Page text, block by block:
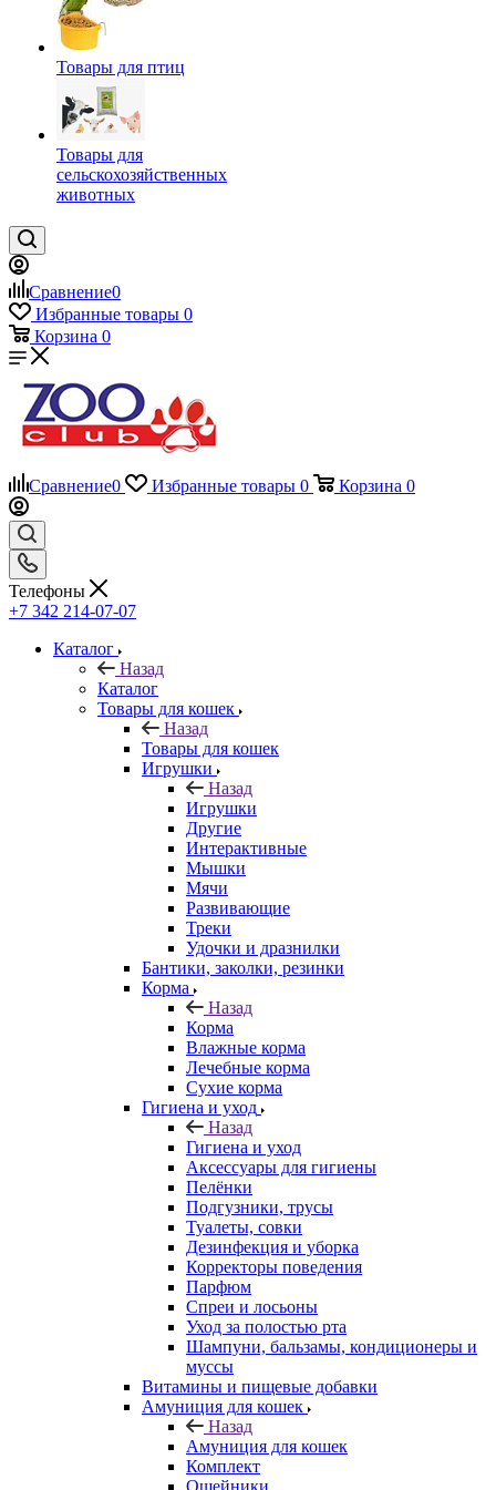
Товары для птиц
Товары для
сельскохозяйственных
животных
Сравнение0
Избранные товары 0
Корзина 0
Сравнение0 Избранные товары 0 Корзина 0
Телефоны
+7 342 214-07-07
Каталог
Назад
Каталог
Товары для кошек
Назад
Товары для кошек
Игрушки
Назад
Игрушки
Другие
Интерактивные
Мышки
Мячи
Развивающие
Треки
Удочки и дразнилки
Бантики, заколки, резинки
Корма
Назад
Корма
Влажные корма
Лечебные корма
Сухие корма
Гигиена и уход
Назад
Гигиена и уход
Аксессуары для гигиены
Пелёнки
Подгузники, трусы
Туалеты, совки
Дезинфекция и уборка
Корректоры поведения
Парфюм
Спреи и лосьоны
Уход за полостью рта
Шампуни, бальзамы, кондиционеры и
муссы
Витамины и пищевые добавки
Амуниция для кошек
Назад
Амуниция для кошек
Комплект
Ошейники